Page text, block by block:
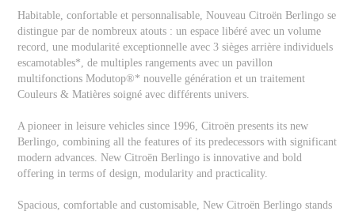
Habitable, confortable et personnalisable, Nouveau Citroën Berlingo se
distingue par de nombreux atouts : un espace libéré avec un volume
record, une modularité exceptionnelle avec 3 sièges arrière individuels
escamotables*, de multiples rangements avec un pavillon
multifonctions Modutop®* nouvelle génération et un traitement
Couleurs & Matières soigné avec différents univers.
A pioneer in leisure vehicles since 1996, Citroën presents its new
Berlingo, combining all the features of its predecessors with significant
modern advances. New Citroën Berlingo is innovative and bold
offering in terms of design, modularity and practicality.
Spacious, comfortable and customisable, New Citroën Berlingo stands